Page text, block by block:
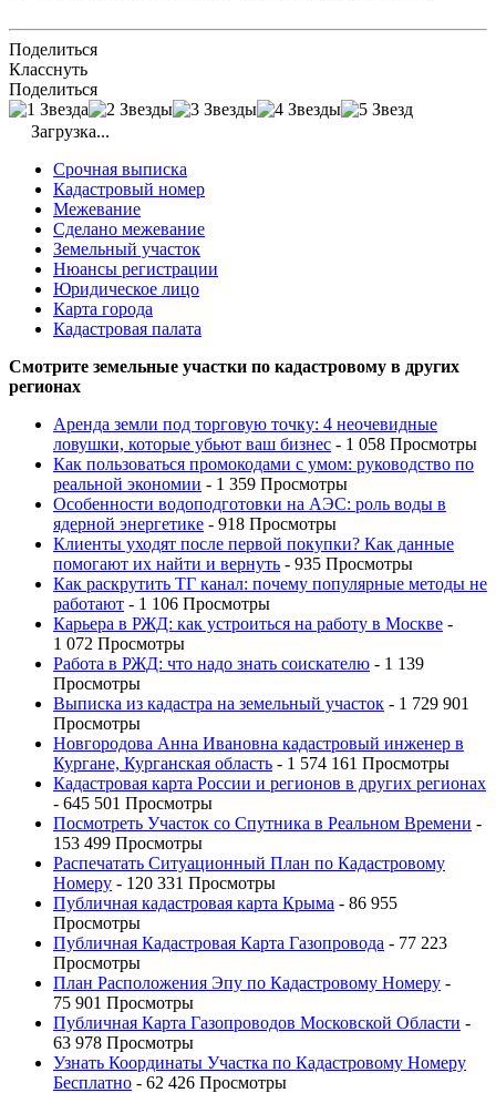
Поделиться
Класснуть
Поделиться
Загрузка...
Срочная выписка
Кадастровый номер
Межевание
Сделано межевание
Земельный участок
Нюансы регистрации
Юридическое лицо
Карта города
Кадастровая палата
Смотрите земельные участки по кадастровому в других
регионах
Аренда земли под торговую точку: 4 неочевидные
ловушки, которые убьют ваш бизнес - 1 058 Просмотры
Как пользоваться промокодами с умом: руководство по
реальной экономии - 1 359 Просмотры
Особенности водоподготовки на АЭС: роль воды в
ядерной энергетике - 918 Просмотры
Клиенты уходят после первой покупки? Как данные
помогают их найти и вернуть - 935 Просмотры
Как раскрутить ТГ канал: почему популярные методы не
работают - 1 106 Просмотры
Карьера в РЖД: как устроиться на работу в Москве -
1 072 Просмотры
Работа в РЖД: что надо знать соискателю - 1 139
Просмотры
Выписка из кадастра на земельный участок - 1 729 901
Просмотры
Новгородова Анна Ивановна кадастровый инженер в
Кургане, Курганская область - 1 574 161 Просмотры
Кадастровая карта России и регионов в других регионах
- 645 501 Просмотры
Посмотреть Участок со Спутника в Реальном Времени -
153 499 Просмотры
Распечатать Ситуационный План по Кадастровому
Номеру - 120 331 Просмотры
Публичная кадастровая карта Крыма - 86 955
Просмотры
Публичная Кадастровая Карта Газопровода - 77 223
Просмотры
План Расположения Эпу по Кадастровому Номеру -
75 901 Просмотры
Публичная Карта Газопроводов Московской Области -
63 978 Просмотры
Узнать Координаты Участка по Кадастровому Номеру
Бесплатно - 62 426 Просмотры